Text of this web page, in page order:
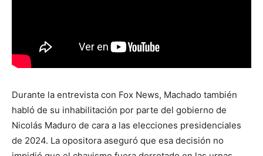
Durante la entrevista con Fox News, Machado también
habló de su inhabilitación por parte del gobierno de
Nicolás Maduro de cara a las elecciones presidenciales
de 2024. La opositora aseguró que esa decisión no